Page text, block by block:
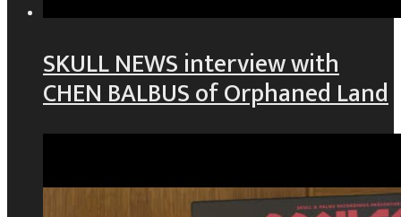
SKULL NEWS interview with
CHEN BALBUS of Orphaned Land